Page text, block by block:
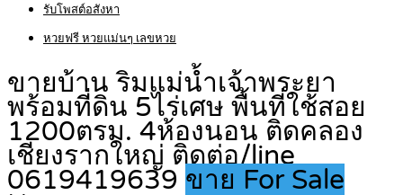
รับโพสต์อสังหา
หวยฟรี หวยแม่นๆ เลขหวย
ขายบ้าน ริมแม่น้ำเจ้าพระยา
พร้อมที่ดิน 5ไร่เศษ พื้นที่ใช้สอย
1200ตรม. 4ห้องนอน ติดคลอง
เชียงรากใหญ่ ติดต่อ/line
0619419639 ขาย For Sale